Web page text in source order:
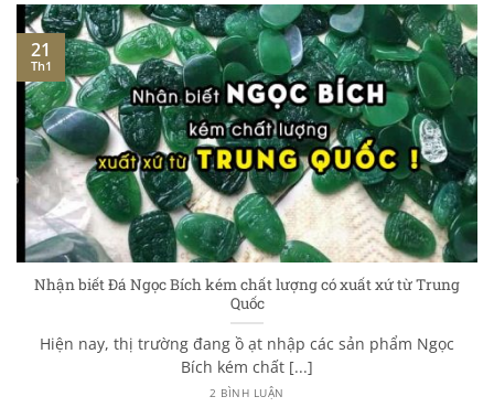
Nhận biết Đá Ngọc Bích kém chất lượng có xuất xứ từ Trung
Quốc
Hiện nay, thị trường đang ồ ạt nhập các sản phẩm Ngọc
Bích kém chất [...]
2 BÌNH LUẬN
21
Th1